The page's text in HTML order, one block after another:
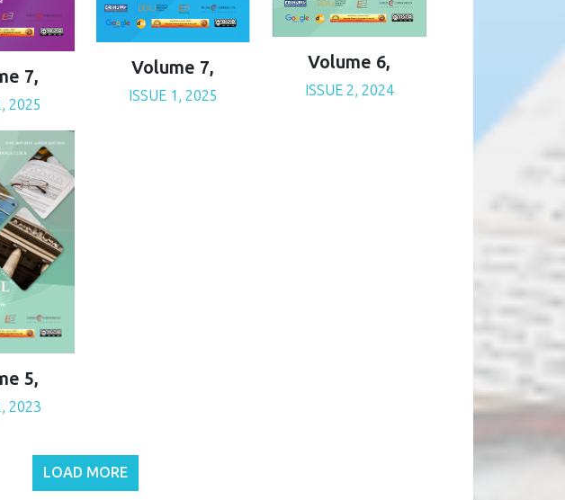
7,
2025
Volume 7,
ISSUE 1, 2025
Volume 6,
ISSUE 2, 2024
5,
2023
LOAD MORE